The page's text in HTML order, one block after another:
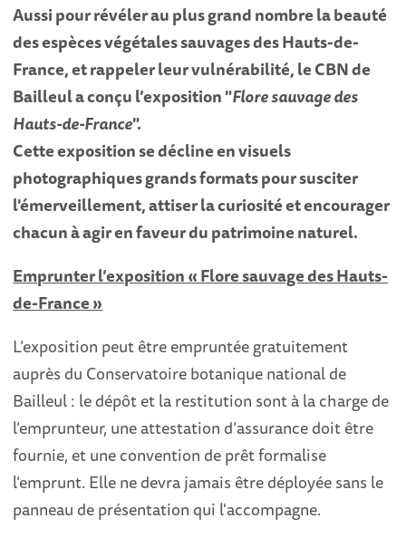
Aussi pour révéler au plus grand nombre la beauté
des espèces végétales sauvages des Hauts-de-
France, et rappeler leur vulnérabilité, le CBN de
Bailleul a conçu l’exposition "Flore sauvage des
Hauts-de-France".
Cette exposition se décline en visuels
photographiques grands formats pour susciter
l'émerveillement, attiser la curiosité et encourager
chacun à agir en faveur du patrimoine naturel.
Emprunter l’exposition « Flore sauvage des Hauts-
de-France »
L’exposition peut être empruntée gratuitement
auprès du Conservatoire botanique national de
Bailleul : le dépôt et la restitution sont à la charge de
l’emprunteur, une attestation d’assurance doit être
fournie, et une convention de prêt formalise
l’emprunt. Elle ne devra jamais être déployée sans le
panneau de présentation qui l'accompagne.